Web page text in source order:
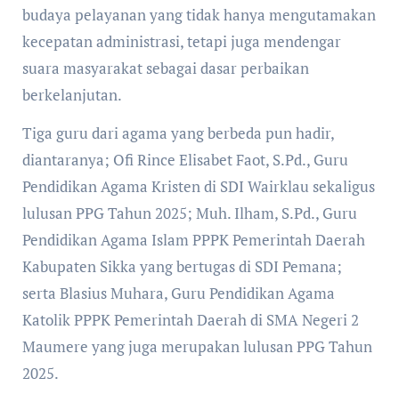
budaya pelayanan yang tidak hanya mengutamakan
kecepatan administrasi, tetapi juga mendengar
suara masyarakat sebagai dasar perbaikan
berkelanjutan.
Tiga guru dari agama yang berbeda pun hadir,
diantaranya; Ofi Rince Elisabet Faot, S.Pd., Guru
Pendidikan Agama Kristen di SDI Wairklau sekaligus
lulusan PPG Tahun 2025; Muh. Ilham, S.Pd., Guru
Pendidikan Agama Islam PPPK Pemerintah Daerah
Kabupaten Sikka yang bertugas di SDI Pemana;
serta Blasius Muhara, Guru Pendidikan Agama
Katolik PPPK Pemerintah Daerah di SMA Negeri 2
Maumere yang juga merupakan lulusan PPG Tahun
2025.